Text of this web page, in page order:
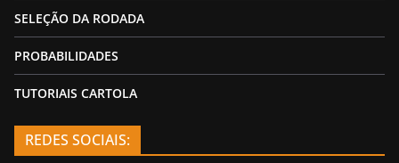
SELEÇÃO DA RODADA
PROBABILIDADES
TUTORIAIS CARTOLA
REDES SOCIAIS: